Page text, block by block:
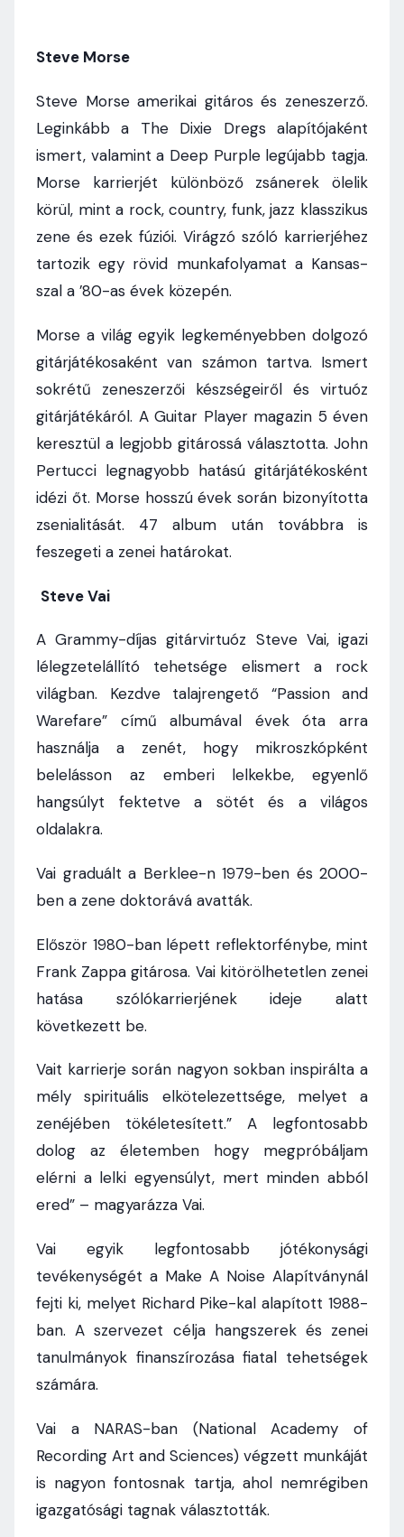
Steve Morse
Steve Morse amerikai gitáros és zeneszerző.
Leginkább a The Dixie Dregs alapítójaként
ismert, valamint a Deep Purple legújabb tagja.
Morse karrierjét különböző zsánerek ölelik
körül, mint a rock, country, funk, jazz klasszikus
zene és ezek fúziói. Virágzó szóló karrierjéhez
tartozik egy rövid munkafolyamat a Kansas-
szal a ’80-as évek közepén.
Morse a világ egyik legkeményebben dolgozó
gitárjátékosaként van számon tartva. Ismert
sokrétű zeneszerzői készségeiről és virtuóz
gitárjátékáról. A Guitar Player magazin 5 éven
keresztül a legjobb gitárossá választotta. John
Pertucci legnagyobb hatású gitárjátékosként
idézi őt. Morse hosszú évek során bizonyította
zsenialitását. 47 album után továbbra is
feszegeti a zenei határokat.
Steve Vai
A Grammy-díjas gitárvirtuóz Steve Vai, igazi
lélegzetelállító tehetsége elismert a rock
világban. Kezdve talajrengető “Passion and
Warefare” című albumával évek óta arra
használja a zenét, hogy mikroszkópként
belelásson az emberi lelkekbe, egyenlő
hangsúlyt fektetve a sötét és a világos
oldalakra.
Vai graduált a Berklee-n 1979-ben és 2000-
ben a zene doktorává avatták.
Először 1980-ban lépett reflektorfénybe, mint
Frank Zappa gitárosa. Vai kitörölhetetlen zenei
hatása szólókarrierjének ideje alatt
következett be.
Vait karrierje során nagyon sokban inspirálta a
mély spirituális elkötelezettsége, melyet a
zenéjében tökéletesített.” A legfontosabb
dolog az életemben hogy megpróbáljam
elérni a lelki egyensúlyt, mert minden abból
ered” – magyarázza Vai.
Vai egyik legfontosabb jótékonysági
tevékenységét a Make A Noise Alapítványnál
fejti ki, melyet Richard Pike-kal alapított 1988-
ban. A szervezet célja hangszerek és zenei
tanulmányok finanszírozása fiatal tehetségek
számára.
Vai a NARAS-ban (National Academy of
Recording Art and Sciences) végzett munkáját
is nagyon fontosnak tartja, ahol nemrégiben
igazgatósági tagnak választották.